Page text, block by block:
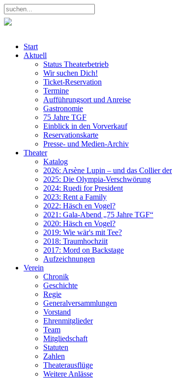
Start
Aktuell
Status Theaterbetrieb
Wir suchen Dich!
Ticket-Reservation
Termine
Aufführungsort und Anreise
Gastronomie
75 Jahre TGF
Einblick in den Vorverkauf
Reservationskarte
Presse- und Medien-Archiv
Theater
Katalog
2026: Arsène Lupin – und das Collier
2025: Die Olympia-Verschwörung
2024: Ruedi for President
2023: Rent a Family
2022: Häsch en Vogel?
2021: Gala-Abend „75 Jahre TGF“
2020: Häsch en Vogel?
2019: Wie wär's mit Tee?
2018: Traumhochziit
2017: Mord on Backstage
Aufzeichnungen
Verein
Chronik
Geschichte
Regie
Generalversammlungen
Vorstand
Ehrenmitglieder
Team
Mitgliedschaft
Statuten
Zahlen
Theaterausflüge
Weitere Anlässe